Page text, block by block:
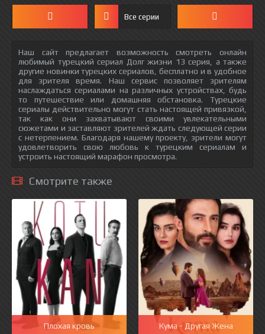
Все серии
Наш сайт предлагает возможность смотреть онлайн
любимый турецкий сериал Долг жизни 13 серия, а также
другие новинки турецких сериалов, бесплатно и в удобное
для зрителя время. Наш сервис позволяет зрителям
наслаждаться сериалами на различных устройствах, будь
то путешествие или домашняя обстановка. Турецкие
сериалы действительно могут стать настоящей привязкой,
так как они захватывают своими увлекательными
сюжетами и заставляют зрителей ждать следующей серии
с нетерпением. Благодаря нашему проекту, зрители могут
удовлетворить свою любовь к турецким сериалам и
устроить настоящий марафон просмотра.
Смотрите также
Плохая кровь Кума - Другая Жена